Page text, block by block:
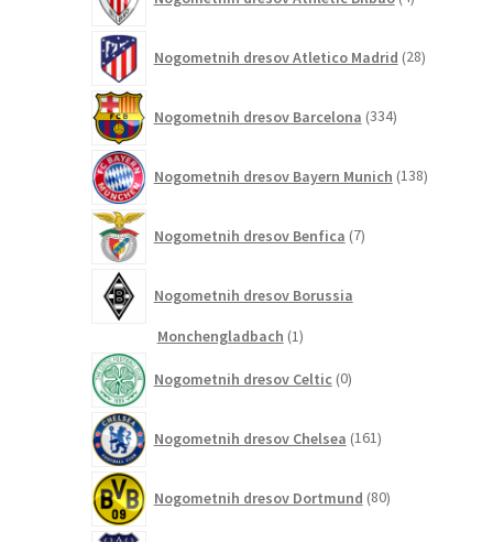
izdelki
Nogometnih dresov Atletico Madrid 28izdelkov
Nogometnih dresov Barcelona 334izdelkov
Nogometnih dresov Bayern Munich 138izdelkov
Nogometnih dresov Benfica 7izdelkov
Nogometnih dresov Borussia
Monchengladbach 11
Nogometnih dresov Celtic 0izdelkov
Nogometnih dresov Chelsea 161izdelkov
Nogometnih dresov Dortmund 80izdelkov